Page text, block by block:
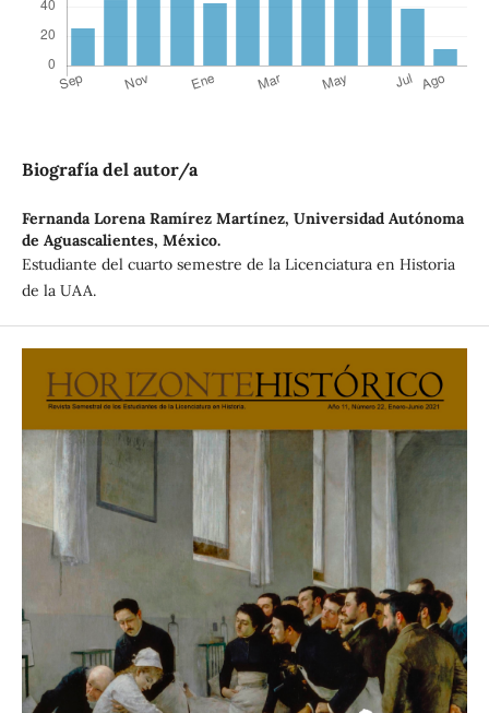
Biografía del autor/a
Fernanda Lorena Ramírez Martínez, Universidad Autónoma
de Aguascalientes, México.
Estudiante del cuarto semestre de la Licenciatura en Historia
de la UAA.